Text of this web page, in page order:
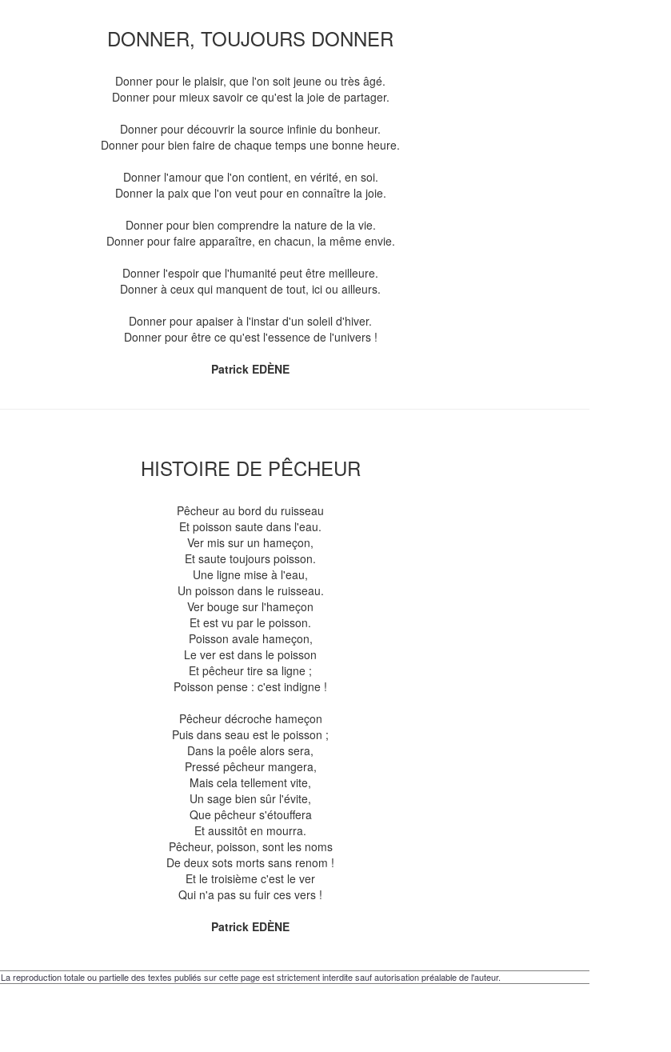
DONNER, TOUJOURS DONNER
Donner pour le plaisir, que l'on soit jeune ou très âgé.
Donner pour mieux savoir ce qu'est la joie de partager.
Donner pour découvrir la source infinie du bonheur.
Donner pour bien faire de chaque temps une bonne heure.
Donner l'amour que l'on contient, en vérité, en soi.
Donner la paix que l'on veut pour en connaître la joie.
Donner pour bien comprendre la nature de la vie.
Donner pour faire apparaître, en chacun, la même envie.
Donner l'espoir que l'humanité peut être meilleure.
Donner à ceux qui manquent de tout, ici ou ailleurs.
Donner pour apaiser à l'instar d'un soleil d'hiver.
Donner pour être ce qu'est l'essence de l'univers !
Patrick EDÈNE
HISTOIRE DE PÊCHEUR
Pêcheur au bord du ruisseau
Et poisson saute dans l'eau.
Ver mis sur un hameçon,
Et saute toujours poisson.
Une ligne mise à l'eau,
Un poisson dans le ruisseau.
Ver bouge sur l'hameçon
Et est vu par le poisson.
Poisson avale hameçon,
Le ver est dans le poisson
Et pêcheur tire sa ligne ;
Poisson pense : c'est indigne !
Pêcheur décroche hameçon
Puis dans seau est le poisson ;
Dans la poêle alors sera,
Pressé pêcheur mangera,
Mais cela tellement vite,
Un sage bien sûr l'évite,
Que pêcheur s'étouffera
Et aussitôt en mourra.
Pêcheur, poisson, sont les noms
De deux sots morts sans renom !
Et le troisième c'est le ver
Qui n'a pas su fuir ces vers !
Patrick EDÈNE
La reproduction totale ou partielle des textes publiés sur cette page est strictement interdite sauf autorisation préalable de l'auteur.